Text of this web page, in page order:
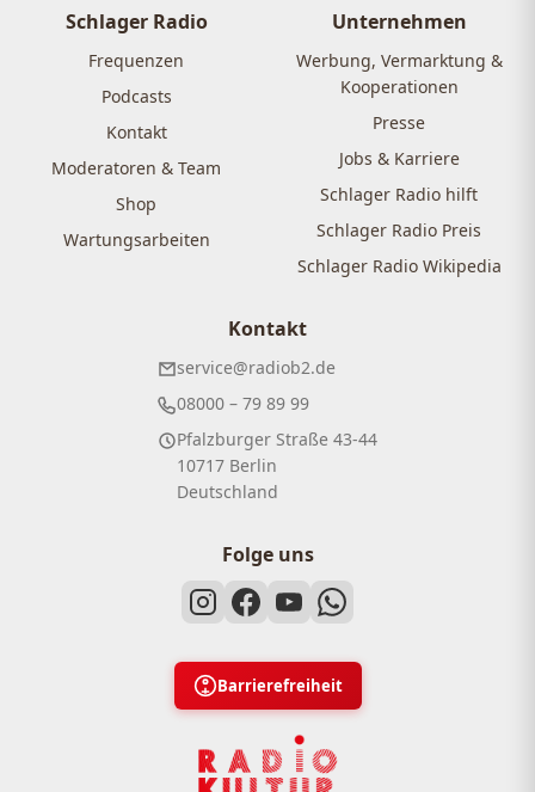
Schlager Radio
Frequenzen
Podcasts
Kontakt
Moderatoren & Team
Shop
Wartungsarbeiten
Unternehmen
Werbung, Vermarktung &
Kooperationen
Presse
Jobs & Karriere
Schlager Radio hilft
Schlager Radio Preis
Schlager Radio Wikipedia
Kontakt
service@radiob2.de
08000 – 79 89 99
Pfalzburger Straße 43-44
10717 Berlin
Deutschland
Folge uns
Barrierefreiheit